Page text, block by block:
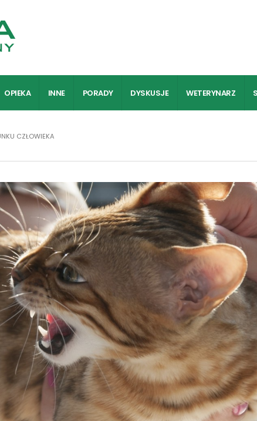
OPIEKA INNE PORADY DYSKUSJE WETERYNARZ
CZŁOWIEKA